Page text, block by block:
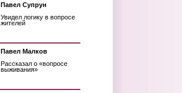
Павел Супрун
Увидел логику в вопросе
жителей
Павел Малков
Рассказал о «вопросе
выживания»